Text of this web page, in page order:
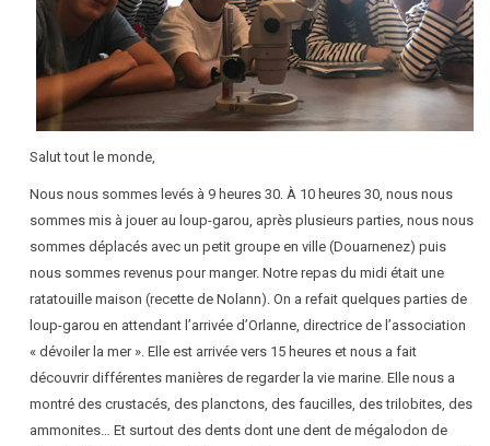
Salut tout le monde,
Nous nous sommes levés à 9 heures 30. À 10 heures 30, nous nous
sommes mis à jouer au loup-garou, après plusieurs parties, nous nous
sommes déplacés avec un petit groupe en ville (Douarnenez) puis
nous sommes revenus pour manger. Notre repas du midi était une
ratatouille maison (recette de Nolann). On a refait quelques parties de
loup-garou en attendant l’arrivée d’Orlanne, directrice de l’association
« dévoiler la mer ». Elle est arrivée vers 15 heures et nous a fait
découvrir différentes manières de regarder la vie marine. Elle nous a
montré des crustacés, des planctons, des faucilles, des trilobites, des
ammonites… Et surtout des dents dont une dent de mégalodon de